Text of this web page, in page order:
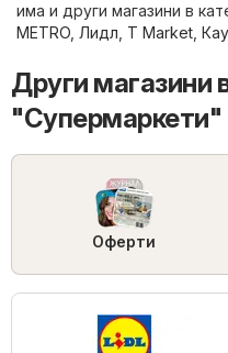
има и други магазини в
METRO Лидл T Market
Други магазини
"Супермаркети"
Оферти